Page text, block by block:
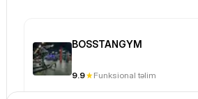
BOSSTANGYM
9.9 Funksional təlim